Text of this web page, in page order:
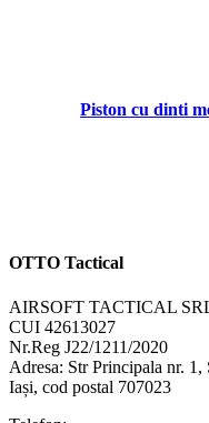
Piston cu dinti
OTTO Tactical
AIRSOFT TACTICAL
CUI 42613027
Nr.Reg J22/1211/2020
Adresa: Str Principala nr. 1 ,
Iași, cod postal 707023